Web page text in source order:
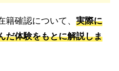
確認について、 実際に
だ体験をもとに解説しま